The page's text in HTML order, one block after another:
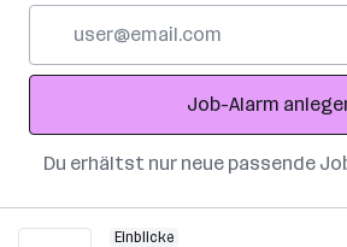
Adresse
Job-Alarm
Du erhältst nur neue passende
Einblicke